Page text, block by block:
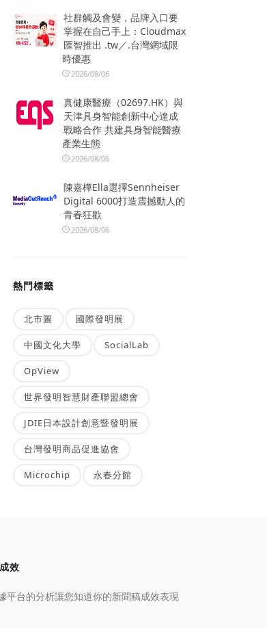
社群觸及會變，品牌入口要
掌握在自己手上：Cloudmax
匯智推出 .tw／.台灣網域限
時優惠
2026/08/06
真健康醫療（02697.HK）與
天津具身智能創新中心達成
戰略合作 共建具身智能醫療
產業生態
2026/08/06
陳嘉樺Ella選擇Sennheiser
Digital 6000打造震撼動人的
青春狂歡
2026/08/06
熱門標籤
北市圖 國際發明展
中國文化大學 SocialLab
OpView
世界發明智慧財產聯盟總會
JDIE日本設計創意暨發明展
台灣發明商品促進協會
Microchip 永春分館
效
平台的分析讓您知道你的新聞稿成效表現